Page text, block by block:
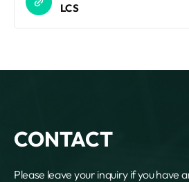
LCS
CONTACT
Please leave your inquiry if you have